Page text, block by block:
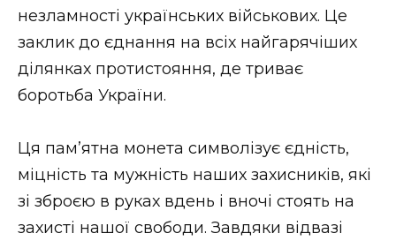
Соціум
Спорт
Стиль життя
Втрачений Ужгород (відеоверсія)
незламності українських військових. Це
заклик до єднання на всіх найгарячіших
ділянках протистояння, де триває
боротьба України.
Ця пам’ятна монета символізує єдність,
міцність та мужність наших захисників, які
зі зброєю в руках вдень і вночі стоять на
захисті нашої свободи. Завдяки відвазі